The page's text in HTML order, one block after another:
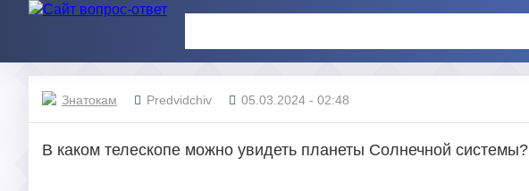
Знатокам Predvidchiv 05.03.2024 - 02:48
В каком телескопе можно увидеть планеты Солнечной системы?